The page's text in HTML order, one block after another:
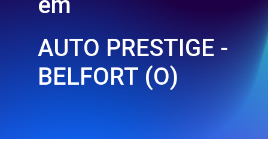
AUTO PRESTIGE -
BELFORT (O)